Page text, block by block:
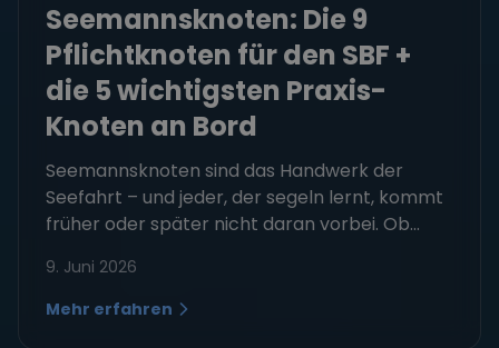
Seemannsknoten: Die 9
Pflichtknoten für den SBF +
die 5 wichtigsten Praxis-
Knoten an Bord
Seemannsknoten sind das Handwerk der
Seefahrt – und jeder, der segeln lernt, kommt
früher oder später nicht daran vorbei. Ob...
9. Juni 2026
Mehr erfahren